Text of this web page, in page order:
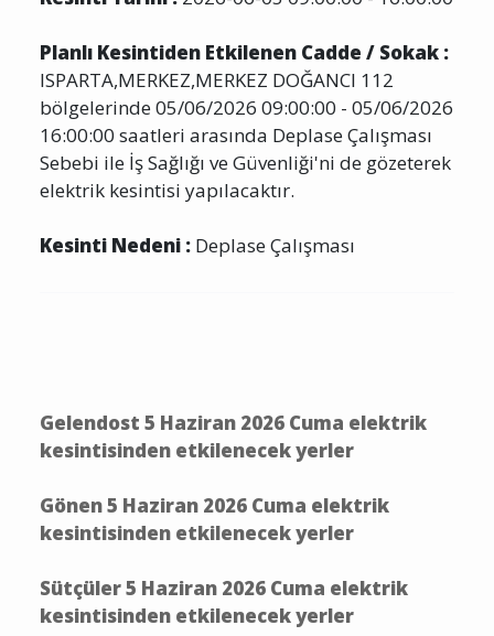
Planlı Kesintiden Etkilenen Cadde / Sokak :
ISPARTA,MERKEZ,MERKEZ DOĞANCI 112
bölgelerinde 05/06/2026 09:00:00 - 05/06/2026
16:00:00 saatleri arasında Deplase Çalışması
Sebebi ile İş Sağlığı ve Güvenliği'ni de gözeterek
elektrik kesintisi yapılacaktır.
Kesinti Nedeni : Deplase Çalışması
Gelendost 5 Haziran 2026 Cuma elektrik
kesintisinden etkilenecek yerler
Gönen 5 Haziran 2026 Cuma elektrik
kesintisinden etkilenecek yerler
Sütçüler 5 Haziran 2026 Cuma elektrik
kesintisinden etkilenecek yerler